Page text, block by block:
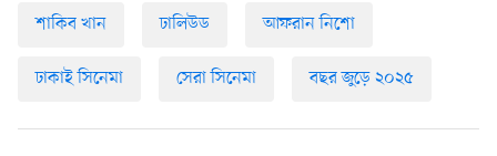
শাকিব খান ঢালিউড আফরান নিশো
ঢাকাই সিনেমা সেরা সিনেমা বছর জুড়ে ২০২৫